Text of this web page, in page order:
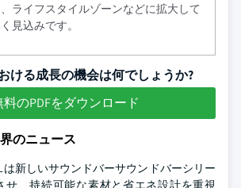
ライフスタイルゾーンなどに拡大して
見込みです。
ける成長の機会は何でしょうか?
料のPDFをダウンロード
のニュース
は新しいサウンドバーサウンドバーシリー
せ、持続可能な素材と省エネ設計を重視